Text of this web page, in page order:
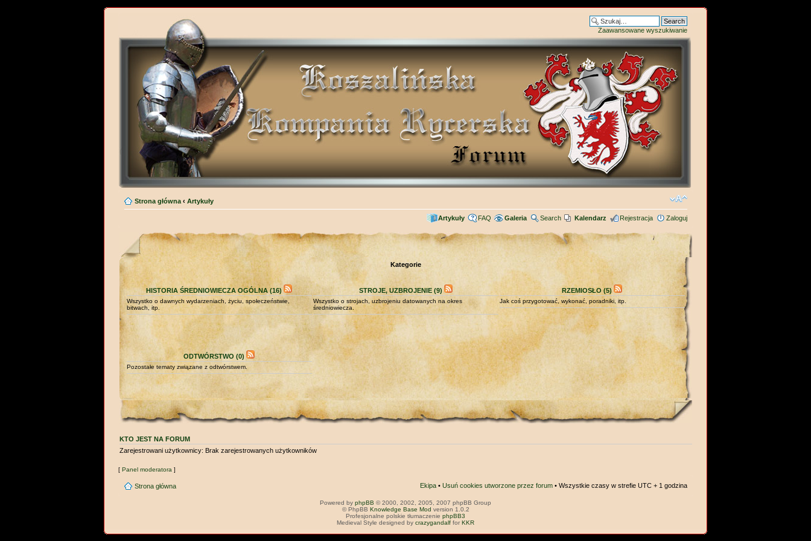
Zaawansowane wyszukiwanie
Strona główna ‹ Artykuły
Artykuły FAQ Galeria Search Kalendarz Rejestracja Zaloguj
Kategorie
HISTORIA ŚREDNIOWIECZA OGÓLNA (16)
Wszystko o dawnych wydarzeniach, życiu, społeczeństwie,
bitwach, itp.
STROJE, UZBROJENIE (9)
Wszystko o strojach, uzbrojeniu datowanych na okres
średniowiecza.
RZEMIOSŁO (5)
Jak coś przygotować, wykonać, poradniki, itp.
ODTWÓRSTWO (0)
Pozostałe tematy związane z odtwórstwem.
KTO JEST NA FORUM
Zarejestrowani użytkownicy: Brak zarejestrowanych użytkowników
[ Panel moderatora ]
Strona główna Ekipa• Usuń cookies utworzone przez forum• Wszystkie czasy w strefie UTC + 1 godzina
Powered by phpBB © 2000, 2002, 2005, 2007 phpBB Group
© PhpBB Knowledge Base Mod version 1.0.2
Profesjonalne polskie tłumaczenie phpBB3
Medieval Style designed by crazygandalf for KKR